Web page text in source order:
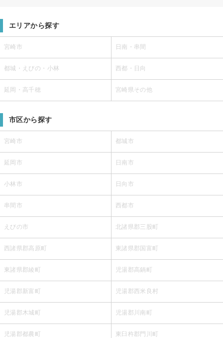
エリアから探す
宮崎市 日南・串間
都城・えびの・小林 西都・日向
延岡・高千穂 宮崎県その他
市区から探す
宮崎市 都城市
延岡市 日南市
小林市 日向市
串間市 西都市
えびの市 北諸県郡三股町
西諸県郡高原町 東諸県郡国富町
東諸県郡綾町 児湯郡高鍋町
児湯郡新富町 児湯郡西米良村
児湯郡木城町 児湯郡川南町
児湯郡都農町 東臼杵郡門川町